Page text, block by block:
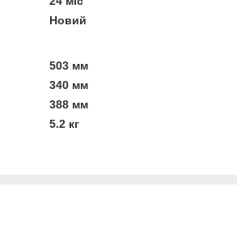
Новий
503 мм
340 мм
388 мм
5.2 кг